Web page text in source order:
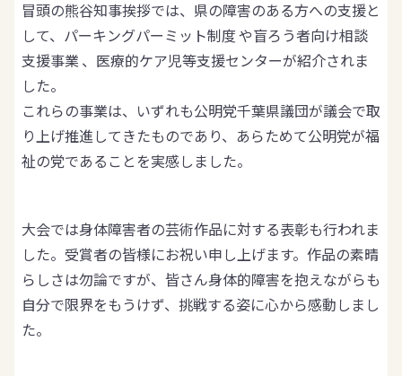
冒頭の熊谷知事挨拶では、県の障害のある方への支援と
して、パーキングパーミット制度 や盲ろう者向け相談
支援事業 、医療的ケア児等支援センターが紹介されま
した。
これらの事業は、いずれも公明党千葉県議団が議会で取
り上げ推進してきたものであり、あらためて公明党が福
祉の党であることを実感しました。
大会では身体障害者の芸術作品に対する表彰も行われま
した。受賞者の皆様にお祝い申し上げます。作品の素晴
らしさは勿論ですが、皆さん身体的障害を抱えながらも
自分で限界をもうけず、挑戦する姿に心から感動しまし
た。